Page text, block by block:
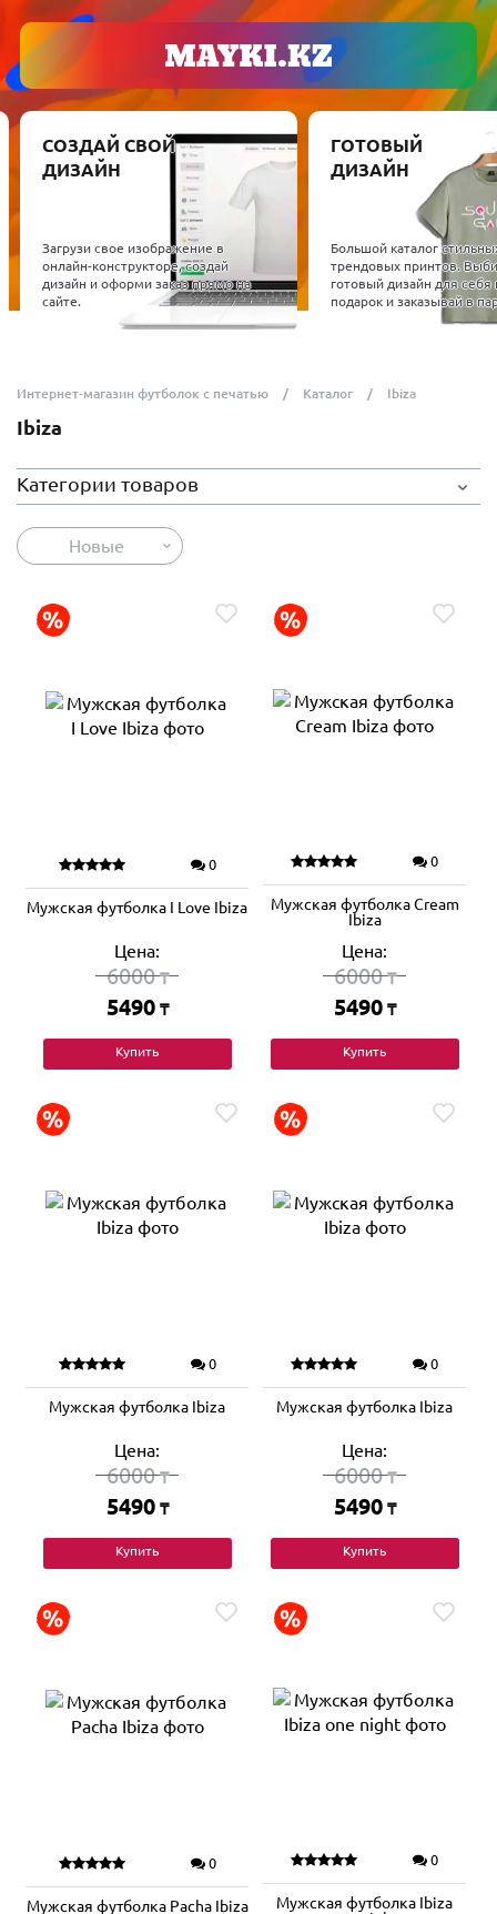
СОЗДАЙ СВОЙ
ДИЗАЙН
Загрузи свое изображение в
онлайн-конструкторе, создай
дизайн и оформи заказ прямо на
сайте.
ГОТОВЫЙ
ДИЗАЙН
Большой каталог
трендовых принтов.
готовый дизайн для себя
подарок и заказывай в
Интернет-магазин футболок с печатью Каталог Ibiza
Ibiza
Категории товаров
Новые
0
Мужская футболка I Love Ibiza
Цена:
6000₸
5490 ₸
Купить
0
Мужская футболка Cream
Ibiza
Цена:
6000₸
5490 ₸
Купить
0
Мужская футболка Ibiza
Цена:
6000₸
5490 ₸
Купить
0
Мужская футболка Ibiza
Цена:
6000₸
5490 ₸
Купить
0
Мужская футболка Pacha Ibiza
0
Мужская футболка Ibiza